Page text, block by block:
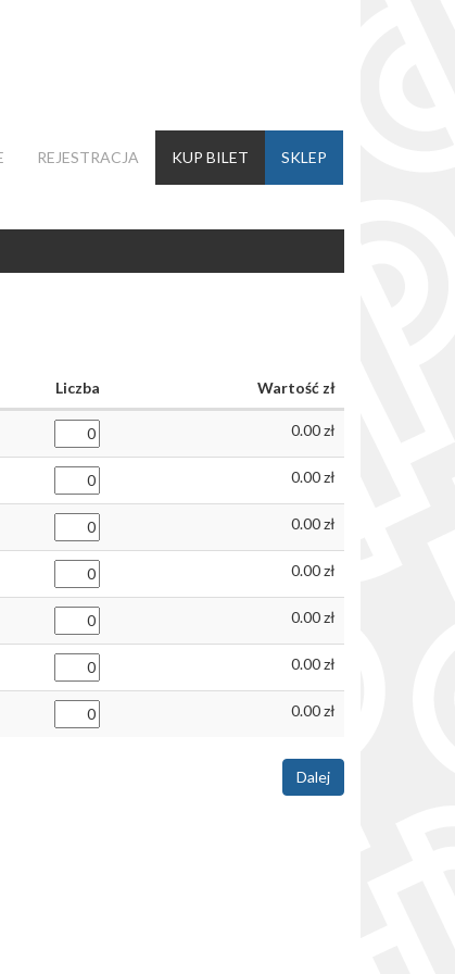
REJESTRACJA KUP BILET SKLEP
Liczba Wartość
0.00
0.00
0.00
0.00
0.00
0.00
0.00